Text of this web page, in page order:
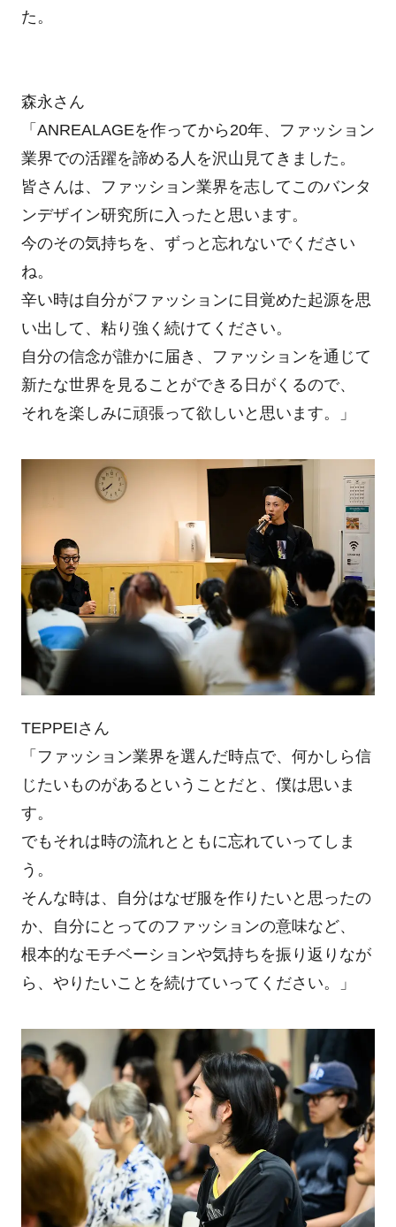
た。
森永さん
「ANREALAGEを作ってから20年、ファッション
業界での活躍を諦める人を沢山見てきました。
皆さんは、ファッション業界を志してこのバンタ
ンデザイン研究所に入ったと思います。
今のその気持ちを、ずっと忘れないでください
ね。
辛い時は自分がファッションに目覚めた起源を思
い出して、粘り強く続けてください。
自分の信念が誰かに届き、ファッションを通じて
新たな世界を見ることができる日がくるので、
それを楽しみに頑張って欲しいと思います。」
TEPPEIさん
「ファッション業界を選んだ時点で、何かしら信
じたいものがあるということだと、僕は思いま
す。
でもそれは時の流れとともに忘れていってしま
う。
そんな時は、自分はなぜ服を作りたいと思ったの
か、自分にとってのファッションの意味など、
根本的なモチベーションや気持ちを振り返りなが
ら、やりたいことを続けていってください。」